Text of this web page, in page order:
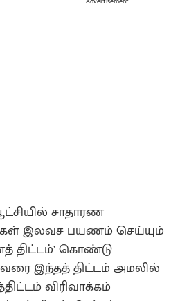
சாதாரண
இலவச பயணம் செய்யும்
திட்டம்’ கொண்டு
இந்தத் திட்டம் அமலில்
விரிவாக்கம்